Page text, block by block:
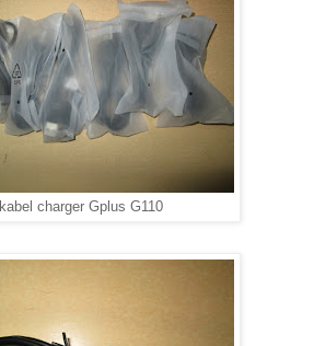
kabel charger Gplus G110